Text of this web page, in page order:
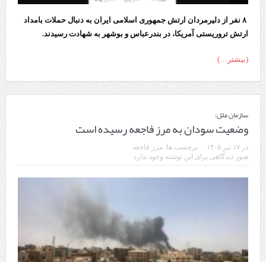
۸ نفر از دلیرمردان ارتش جمهوری اسلامی ایران به دنبال حملات بامداد
ارتش تروریستی آمریکا، در بندرعباس و بوشهر به شهادت رسیدند.
(بیشتر…)
سازمان ملل:
وضعیت سودان به مرز فاجعه رسیده است
در ۱۷ تیر ۱۴۰۵ برچسب ها: مرز فاجعه
هنوز دیدگاهی برای این نوشته وجود ندارد